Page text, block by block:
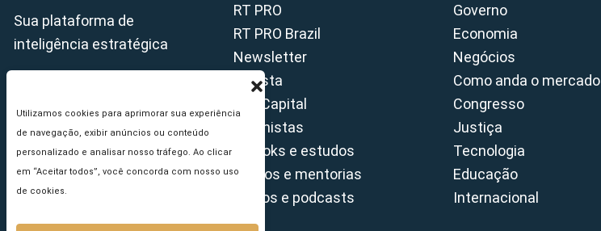
Utilizamos cookies para aprimorar sua experiência
de navegação, exibir anúncios ou conteúdo
personalizado e analisar nosso tráfego. Ao clicar
em “Aceitar todos”, você concorda com nosso uso
de cookies.
Sua plataforma de
inteligência estratégica
RT PRO
RT PRO Brazil
Newsletter
Revista
Tax Capital
Colunistas
E-books e estudos
Cursos e mentorias
Vídeos e podcasts
Governo
Economia
Negócios
Como anda o mercado
Congresso
Justiça
Tecnologia
Educação
Internacional